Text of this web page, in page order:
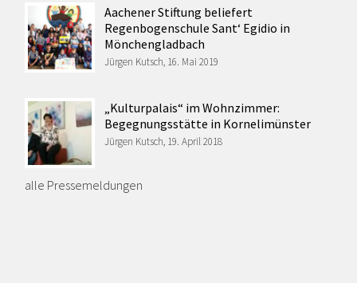
Aachener Stiftung beliefert
Regenbogenschule Sant‘ Egidio in
Mönchengladbach
Jürgen Kutsch, 16. Mai 2019
„Kulturpalais“ im Wohnzimmer:
Begegnungsstätte in Kornelimünster
Jürgen Kutsch, 19. April 2018
alle Pressemeldungen